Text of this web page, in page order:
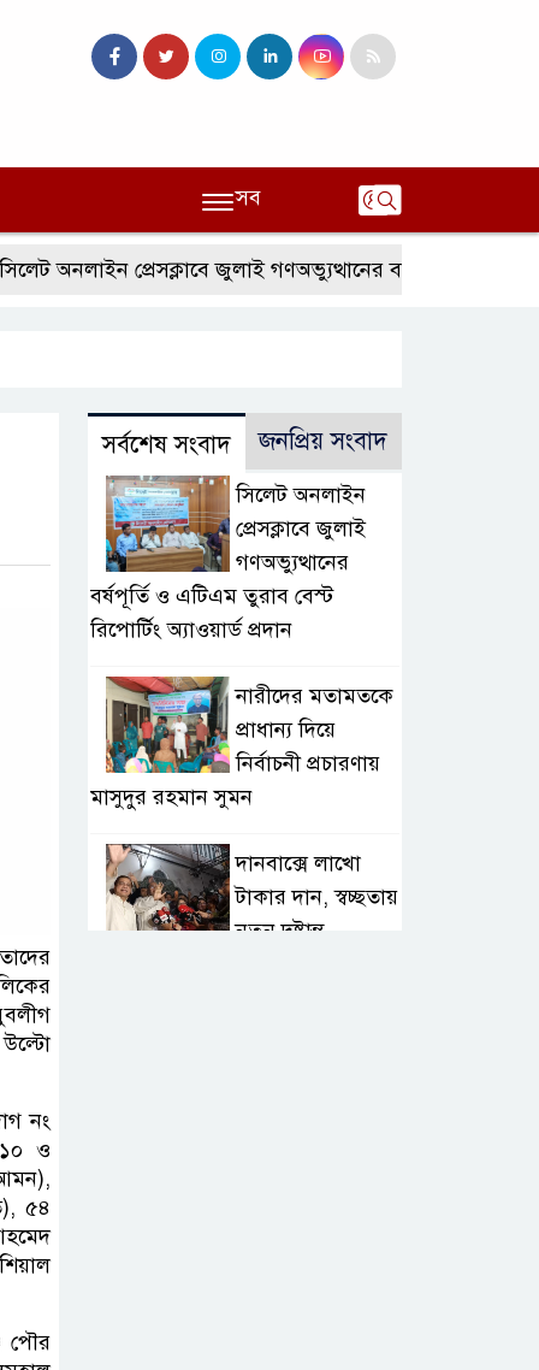
সব
প্রেসক্লাবে জুলাই গণঅভ্যুত্থানের বর্ষপূর্তি ও এটিএম তুরাব
নং
ও
৫৪
পৌর
সর্বশেষ সংবাদ জনপ্রিয় সংবাদ
সিলেট অনলাইন
প্রেসক্লাবে জুলাই
গণঅভ্যুত্থানের
বর্ষপূর্তি ও এটিএম তুরাব বেস্ট
রিপোর্টিং অ্যাওয়ার্ড প্রদান
নারীদের মতামতকে
প্রাধান্য দিয়ে
নির্বাচনী প্রচারণায়
মাসুদুর রহমান সুমন
দানবাক্সে লাখো
টাকার দান, স্বচ্ছতায়
নতুন দৃষ্টান্ত